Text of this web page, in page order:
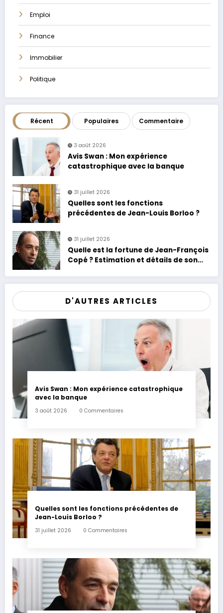
Emploi
Finance
Immobilier
Politique
Récent Populaires Commentaire
3 août 2026
Avis Swan : Mon expérience
catastrophique avec la banque
31 juillet 2026
Quelles sont les fonctions
précédentes de Jean-Louis Borloo ?
31 juillet 2026
Quelle est la fortune de Jean-François
Copé ? Estimation et détails de son
D'AUTRES ARTICLES
Avis Swan : Mon expérience catastrophique
avec la banque
3 août 2026 0 Commentaires
Quelles sont les fonctions précédentes de
Jean-Louis Borloo ?
31 juillet 2026 0 Commentaires